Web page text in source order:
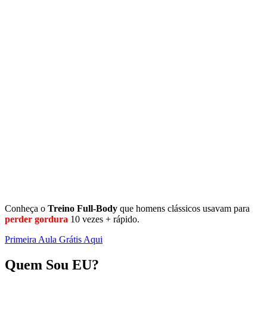
Conheça o Treino Full-Body que homens clássicos usavam para
perder gordura 10 vezes + rápido.
Primeira Aula Grátis Aqui
Quem Sou EU?